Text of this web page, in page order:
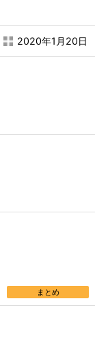
2020年1月20日
まとめ